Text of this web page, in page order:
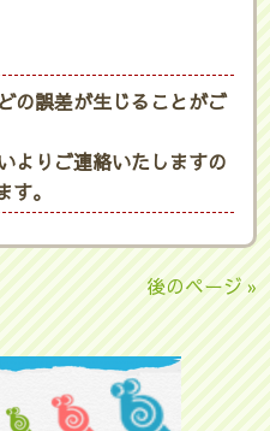
の誤差が生じることがご
よりご連絡いたしますの
。
後のページ »